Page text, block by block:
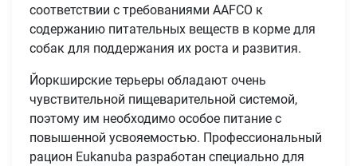
соответствии с требованиями AAFCO к
содержанию питательных веществ в корме для
собак для поддержания их роста и развития.
Йоркширские терьеры обладают очень
чувствительной пищеварительной системой,
поэтому им необходимо особое питание с
повышенной усвояемостью. Профессиональный
рацион Eukanuba разработан специально для